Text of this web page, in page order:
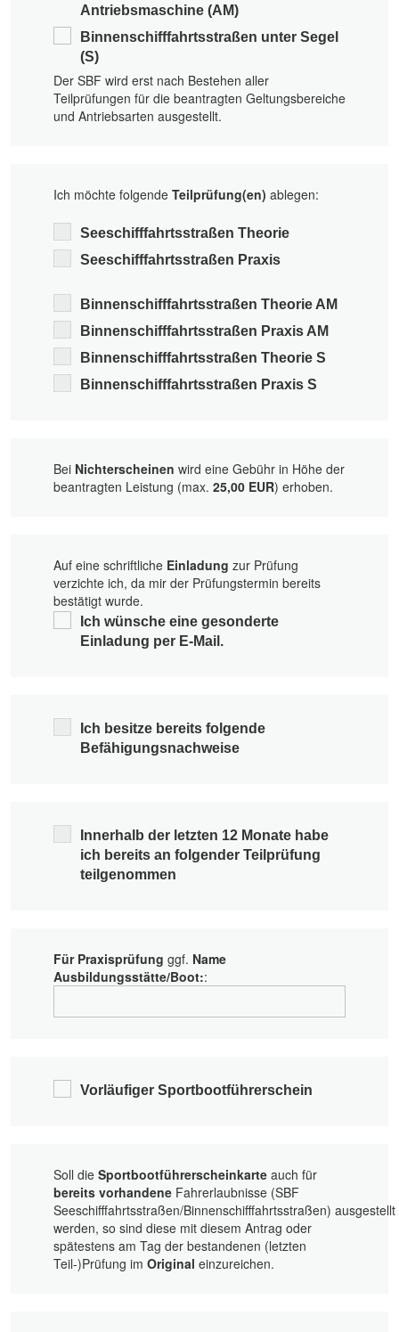
Antriebsmaschine (AM)
Binnenschifffahrtsstraßen unter Segel
(S)
Der SBF wird erst nach Bestehen aller
Teilprüfungen für die beantragten Geltungsbereiche
und Antriebsarten ausgestellt.
Ich möchte folgende Teilprüfung(en) ablegen:
Seeschifffahrtsstraßen Theorie
Seeschifffahrtsstraßen Praxis
Binnenschifffahrtsstraßen Theorie AM
Binnenschifffahrtsstraßen Praxis AM
Binnenschifffahrtsstraßen Theorie S
Binnenschifffahrtsstraßen Praxis S
Bei Nichterscheinen wird eine Gebühr in Höhe der
beantragten Leistung (max. 25,00 EUR) erhoben.
Auf eine schriftliche Einladung zur Prüfung
verzichte ich, da mir der Prüfungstermin bereits
bestätigt wurde.
Ich wünsche eine gesonderte
Einladung per E-Mail.
Ich besitze bereits folgende
Befähigungsnachweise
Innerhalb der letzten 12 Monate habe
ich bereits an folgender Teilprüfung
teilgenommen
Für Praxisprüfung ggf. Name
Ausbildungsstätte/Boot::
Vorläufiger Sportbootführerschein
Soll die Sportbootführerscheinkarte auch für
bereits vorhandene Fahrerlaubnisse (SBF
Seeschifffahrtsstraßen/Binnenschifffahrtsstraßen) ausgestellt
werden, so sind diese mit diesem Antrag oder
spätestens am Tag der bestandenen (letzten
Teil-)Prüfung im Original einzureichen.